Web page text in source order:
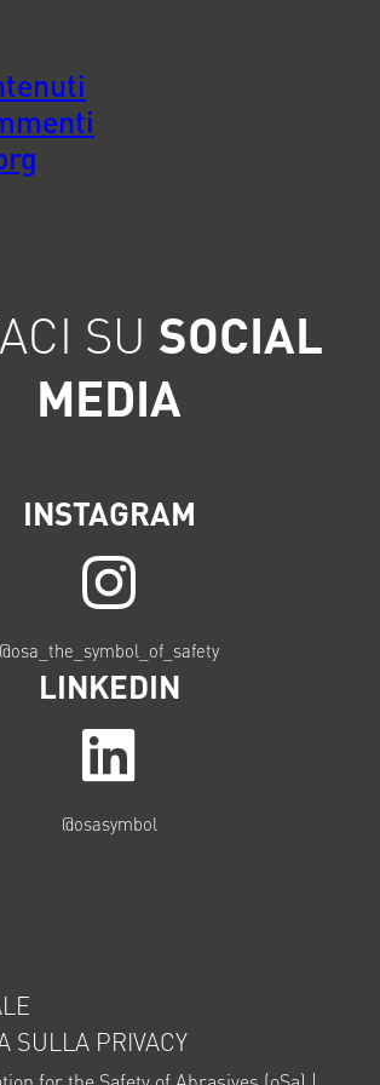
SU SOCIAL
MEDIA
INSTAGRAM
@osa_the_symbol_of_safety
LINKEDIN
@osasymbol
SULLA PRIVACY